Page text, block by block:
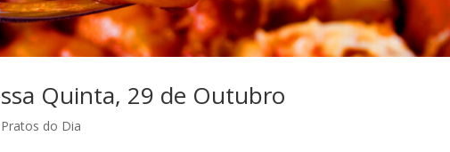
Quinta, 29 de Outubro
Pratos do Dia